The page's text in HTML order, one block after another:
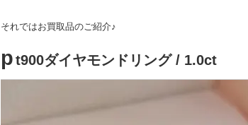
それではお買取品のご紹介♪
pt900ダイヤモンドリング / 1.0ct